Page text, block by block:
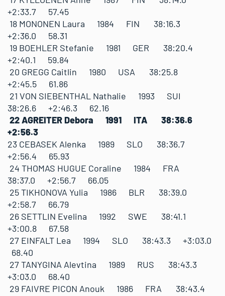
+2:33.7 57.45
18 MONONEN Laura 1984 FIN 38:16.3
+2:36.0 58.31
19 BOEHLER Stefanie 1981 GER 38:20.4
+2:40.1 59.84
20 GREGG Caitlin 1980 USA 38:25.8
+2:45.5 61.86
21 VON SIEBENTHAL Nathalie 1993 SUI
38:26.6 +2:46.3 62.16
22 AGREITER Debora 1991 ITA 38:36.6
+2:56.3
23 CEBASEK Alenka 1989 SLO 38:36.7
+2:56.4 65.93
24 THOMAS HUGUE Coraline 1984 FRA
38:37.0 +2:56.7 66.05
25 TIKHONOVA Yulia 1986 BLR 38:39.0
+2:58.7 66.79
26 SETTLIN Evelina 1992 SWE 38:41.1
+3:00.8 67.58
27 EINFALT Lea 1994 SLO 38:43.3 +3:03.0
68.40
27 TANYGINA Alevtina 1989 RUS 38:43.3
+3:03.0 68.40
29 FAIVRE PICON Anouk 1986 FRA 38:43.4